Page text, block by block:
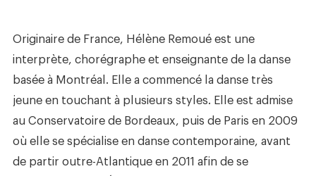
Originaire de France, Hélène Remoué est une
interprète, chorégraphe et enseignante de la danse
basée à Montréal. Elle a commencé la danse très
jeune en touchant à plusieurs styles. Elle est admise
au Conservatoire de Bordeaux, puis de Paris en 2009
où elle se spécialise en danse contemporaine, avant
de partir outre-Atlantique en 2011 afin de se